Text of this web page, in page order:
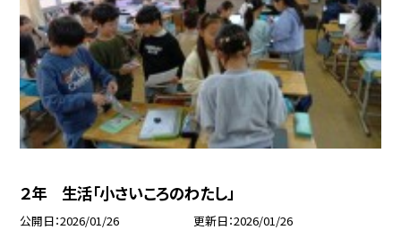
２年 生活「小さいころのわたし」
公開日 2026/01/26 更新日 2026/01/26